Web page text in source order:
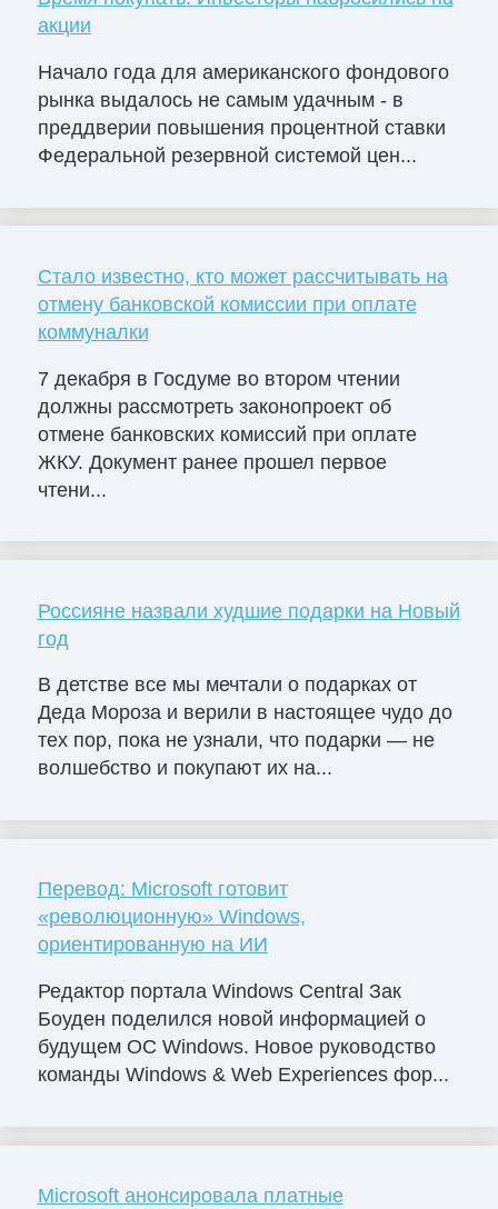
акции
Начало года для американского фондового
рынка выдалось не самым удачным - в
преддверии повышения процентной ставки
Федеральной резервной системой цен...
Стало известно, кто может рассчитывать на
отмену банковской комиссии при оплате
коммуналки
7 декабря в Госдуме во втором чтении
должны рассмотреть законопроект об
отмене банковских комиссий при оплате
ЖКУ. Документ ранее прошел первое
чтени...
Россияне назвали худшие подарки на Новый
год
В детстве все мы мечтали о подарках от
Деда Мороза и верили в настоящее чудо до
тех пор, пока не узнали, что подарки — не
волшебство и покупают их на...
Перевод: Microsoft готовит
«революционную» Windows,
ориентированную на ИИ
Редактор портала Windows Central Зак
Боуден поделился новой информацией о
будущем ОС Windows. Новое руководство
команды Windows & Web Experiences фор...
Microsoft анонсировала платные